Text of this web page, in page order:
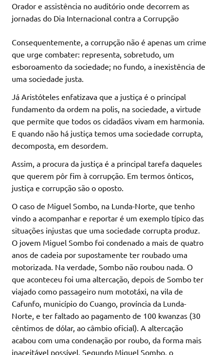
Orador e assistência no auditório onde decorrem as
jornadas do Dia Internacional contra a Corrupção
Consequentemente, a corrupção não é apenas um crime
que urge combater: representa, sobretudo, um
esboroamento da sociedade; no fundo, a inexistência de
uma sociedade justa.
Já Aristóteles enfatizava que a justiça é o principal
fundamento da ordem na polis, na sociedade, a virtude
que permite que todos os cidadãos vivam em harmonia.
E quando não há justiça temos uma sociedade corrupta,
decomposta, em desordem.
Assim, a procura da justiça é a principal tarefa daqueles
que querem pôr fim à corrupção. Em termos ônticos,
justiça e corrupção são o oposto.
O caso de Miguel Sombo, na Lunda-Norte, que tenho
vindo a acompanhar e reportar é um exemplo típico das
situações injustas que uma sociedade corrupta produz.
O jovem Miguel Sombo foi condenado a mais de quatro
anos de cadeia por supostamente ter roubado uma
motorizada. Na verdade, Sombo não roubou nada. O
que aconteceu foi uma altercação, depois de Sombo ter
viajado como passageiro num mototáxi, na vila de
Cafunfo, município do Cuango, província da Lunda-
Norte, e ter faltado ao pagamento de 100 kwanzas (30
cêntimos de dólar, ao câmbio oficial). A altercação
acabou com uma condenação por roubo, da forma mais
inaceitável possível. Segundo Miguel Sombo, o